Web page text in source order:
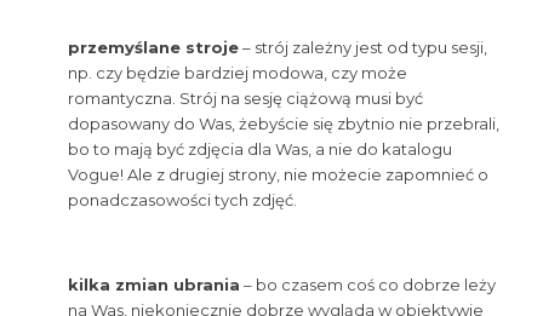
przemyślane stroje– strój zależny jest od typu sesji,
np. czy będzie bardziej modowa, czy może
romantyczna. Strój na sesję ciążową musi być
dopasowany do Was, żebyście się zbytnio nie przebrali,
bo to mają być zdjęcia dla Was, a nie do katalogu
Vogue! Ale z drugiej strony, nie możecie zapomnieć o
ponadczasowości tych zdjęć.
kilka zmian ubrania – bo czasem coś co dobrze leży
na Was, niekoniecznie dobrze wygląda w obiektywie